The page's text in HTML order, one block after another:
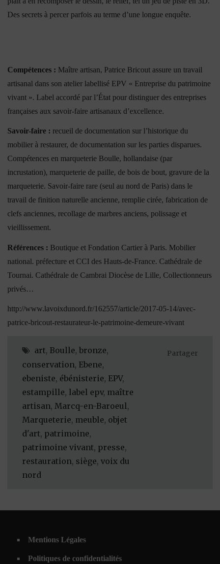
Des secrets à percer parfois au terme d’une longue enquête.
Compétences : Maître artisan, Patrice Bricout assure un travail
artisanal dans son atelier labellisé EPV « Entreprise du patrimoine
vivant ». Label accordé par l’État pour distinguer des entreprises
françaises aux savoir-faire artisanaux d’excellence.
Savoir-faire : recueil de documentation sur l’historique du
mobilier à restaurer, de documentation sur les parties disparues.
Compétences en marqueterie Boulle, hollandaise (par
incrustation), marqueterie de paille, de bois de bout, gravure de la
marqueterie. Savoir-faire rare (seul au nord de Paris) dans le
travail de finition naturelle ancienne, remplie cirée, fabrication de
clefs anciennes, recollage de marbres anciens, polissage et
vieillissement.
Références : Boutique et Fondation Cartier à Paris. Mobilier
national. préfecture et CCI des Hauts-de-France. Cathédrale de
Tournai. Cathédrale de Cambrai Diocèse de Lille, Collectionneurs
privés…
http://www.lavoixdunord.fr/162557/article/2017-05-14/avec-
patrice-bricout-restaurateur-le-patrimoine-demeure-vivant
art, Boulle, bronze,
conservation, Ebene,
ebeniste, ébénisterie, EPV,
estampille, label epv, maître
artisan, Marcq-en-Baroeul,
Marqueterie, meuble, objet
d'art, patrimoine,
patrimoine vivant, presse,
restauration, siège, voix du
nord
Partager
Mentions Légales
Politiques de confidentialités